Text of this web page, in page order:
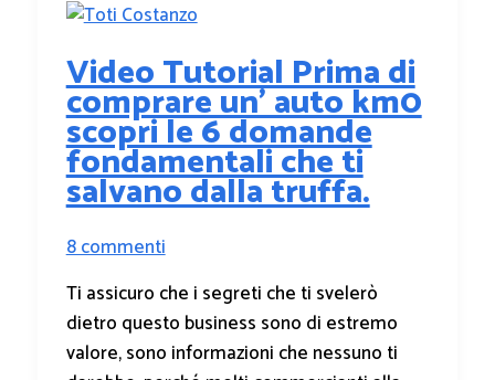
Video Tutorial Prima di
comprare un’ auto km0
scopri le 6 domande
fondamentali che ti
salvano dalla truffa.
8 commenti
Ti assicuro che i segreti che ti svelerò
dietro questo business sono di estremo
valore, sono informazioni che nessuno ti